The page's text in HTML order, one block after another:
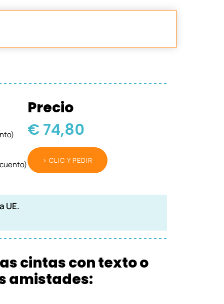
Precio
€ 74,80
> CLIC Y PEDIR
UE.
cintas con texto o
amistades: